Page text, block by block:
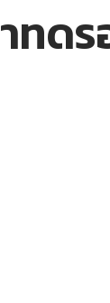
ดร